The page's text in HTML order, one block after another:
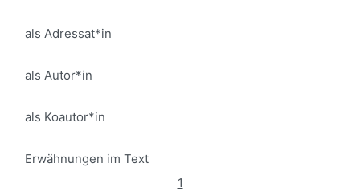
als Adressat*in
als Autor*in
als Koautor*in
Erwähnungen im Text
1